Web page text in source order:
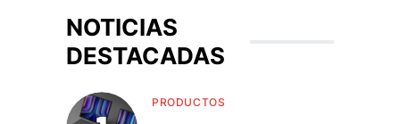
NOTICIAS
DESTACADAS
PRODUCTOS